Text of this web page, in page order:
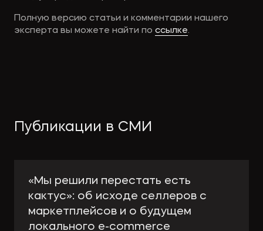
Полную версию статьи и комментарии нашего
эксперта вы можете найти по ссылке.
Публикации в СМИ
«Мы решили перестать есть
кактус»: об исходе селлеров с
маркетплейсов и о будущем
локального e-сommerce